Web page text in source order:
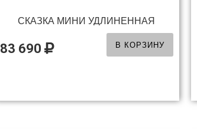
СКАЗКА МИНИ УДЛИНЕННАЯ
83 690 В КОРЗИНУ